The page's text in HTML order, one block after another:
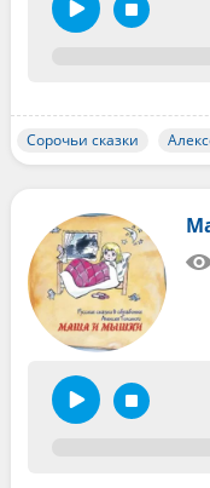
Сорочьи сказки